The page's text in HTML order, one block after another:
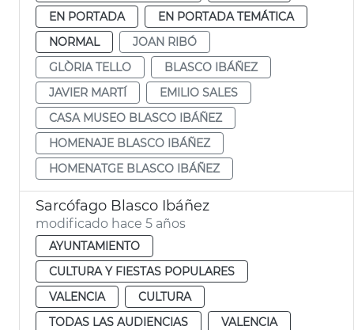
EN PORTADA
EN PORTADA TEMÁTICA
NORMAL
JOAN RIBÓ
GLÒRIA TELLO
BLASCO IBÁÑEZ
JAVIER MARTÍ
EMILIO SALES
CASA MUSEO BLASCO IBÁÑEZ
HOMENAJE BLASCO IBÁÑEZ
HOMENATGE BLASCO IBÁÑEZ
Sarcófago Blasco Ibáñez
modificado hace 5 años
AYUNTAMIENTO
CULTURA Y FIESTAS POPULARES
VALENCIA
CULTURA
TODAS LAS AUDIENCIAS
VALENCIA